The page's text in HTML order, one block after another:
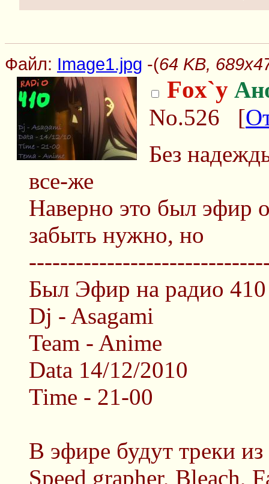
Файл: Image1.jpg -(64 KB,
Fox`y
No.526 [
Без
все-же
Наверно это был эфир
забыть нужно, но
Был Эфир на радио 410
Dj - Asagami
Team - Anime
Data 14/12/2010
Time - 21-00
В эфире будут треки
Speed grapher, Bleach,